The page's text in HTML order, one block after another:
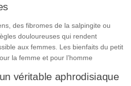
des fibromes de la salpingite ou
douloureuses qui rendent
aux femmes. Les bienfaits du petit
la femme et pour l’homme
véritable aphrodisiaque